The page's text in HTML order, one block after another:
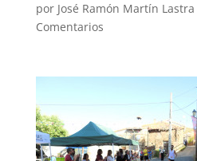
por José Ramón Martín Lastra
Comentarios